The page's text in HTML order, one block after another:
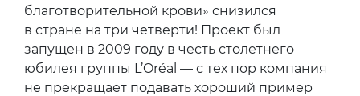
благотворительной крови» снизился
в стране на три четверти! Проект был
запущен в 2009 году в честь столетнего
юбилея группы L’Oréal — с тех пор компания
не прекращает подавать хороший пример